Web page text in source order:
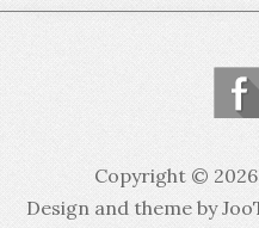
Copyright ©
Design and theme by